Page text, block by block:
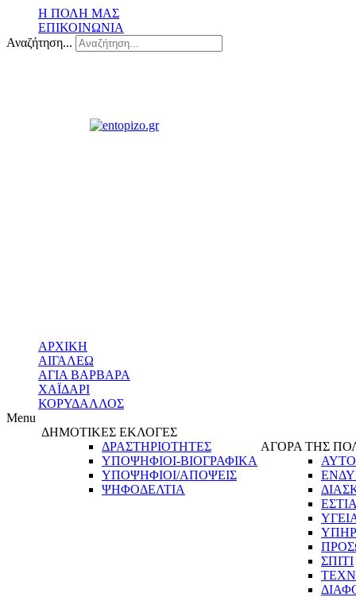
Η ΠΟΛΗ ΜΑΣ
ΕΠΙΚΟΙΝΩΝΙΑ
Αναζήτηση...
ΑΡΧΙΚΗ
ΑΙΓΑΛΕΩ
ΑΓΙΑ ΒΑΡΒΑΡΑ
ΧΑΪΔΑΡΙ
ΚΟΡΥΔΑΛΛΟΣ
Menu
ΔΗΜΟΤΙΚΕΣ ΕΚΛΟΓΕΣ
ΔΡΑΣΤΗΡΙΟΤΗΤΕΣ
ΥΠΟΨΗΦΙΟΙ-ΒΙΟΓΡΑΦΙΚΑ
ΥΠΟΨΗΦΙΟΙ/ΑΠΟΨΕΙΣ
ΨΗΦΟΔΕΛΤΙΑ
ΑΓΟΡΑ ΤΗΣ
ΣΠΙΤΙ